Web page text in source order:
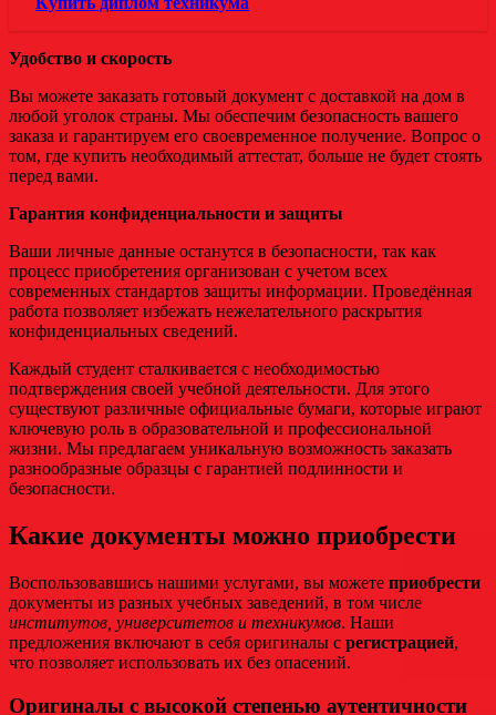
Удобство и скорость
Вы можете заказать готовый документ с доставкой на дом в
любой уголок страны. Мы обеспечим безопасность вашего
заказа и гарантируем его своевременное получение. Вопрос о
том, где купить необходимый аттестат, больше не будет стоять
перед вами.
Гарантия конфиденциальности и защиты
Ваши личные данные останутся в безопасности, так как
процесс приобретения организован с учетом всех
современных стандартов защиты информации. Проведённая
работа позволяет избежать нежелательного раскрытия
конфиденциальных сведений.
Каждый студент сталкивается с необходимостью
подтверждения своей учебной деятельности. Для этого
существуют различные официальные бумаги, которые играют
ключевую роль в образовательной и профессиональной
жизни. Мы предлагаем уникальную возможность заказать
разнообразные образцы с гарантией подлинности и
безопасности.
Какие документы можно приобрести
Воспользовавшись нашими услугами, вы можете приобрести
документы из разных учебных заведений, в том числе
институтов, университетов и техникумов. Наши
предложения включают в себя оригиналы с регистрацией,
что позволяет использовать их без опасений.
Оригиналы с высокой степенью аутентичности